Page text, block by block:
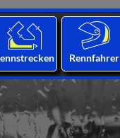
Rennfahrer